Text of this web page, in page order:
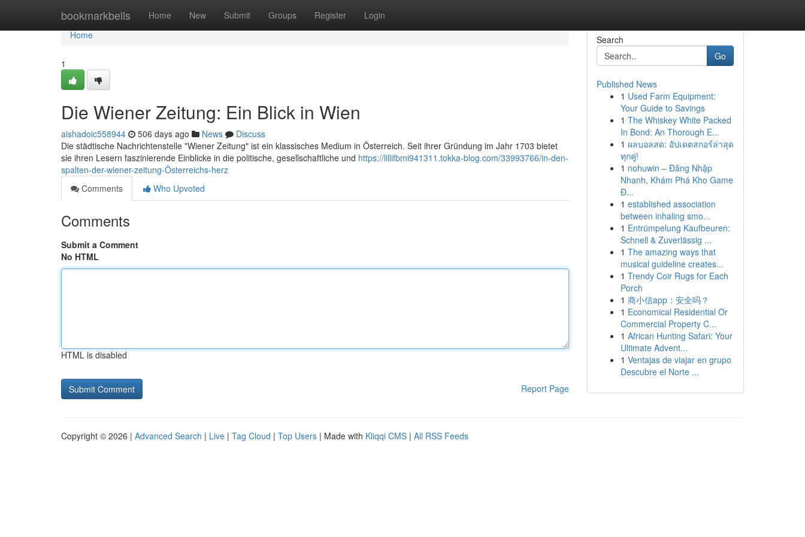
bookmarkbells Home New Submit Groups Register Login
Home
Home
1
Die Wiener Zeitung: Ein Blick in Wien
aishadoic558944 506 days ago News
Discuss
Die städtische Nachrichtenstelle "Wiener Zeitung" ist ein klassisches Medium in Österreich. Seit ihrer Gründung im Jahr 1703 bietet
sie ihren Lesern faszinierende Einblicke in die politische, gesellschaftliche und https://lillifbmi941311.tokka-blog.com/33993766/in-den-
spalten-der-wiener-zeitung-Österreichs-herz
Comments
Who Upvoted
Comments
Submit a Comment
No HTML
HTML is disabled
Report Page
Search
Go
Published News
1 Used Farm Equipment:
Your Guide to Savings
1 The Whiskey White Packed
In Bond: An Thorough E...
1 ผลบอลสด: อัปเดตสกอร์ล่าสุด
ทุกคู่!
1 nohuwin – Đăng Nhập
Nhanh, Khám Phá Kho Game
Đ...
1 established association
between inhaling smo...
1 Entrümpelung Kaufbeuren:
Schnell & Zuverlässig ...
1 The amazing ways that
musical guideline creates...
1 Trendy Coir Rugs for Each
Porch
1 商小信app：安全吗？
1 Economical Residential Or
Commercial Property C...
1 African Hunting Safari: Your
Ultimate Advent...
1 Ventajas de viajar en grupo
Descubre el Norte ...
Copyright © 2026 | Advanced Search | Live | Tag Cloud | Top Users | Made with Kliqqi CMS | All RSS Feeds